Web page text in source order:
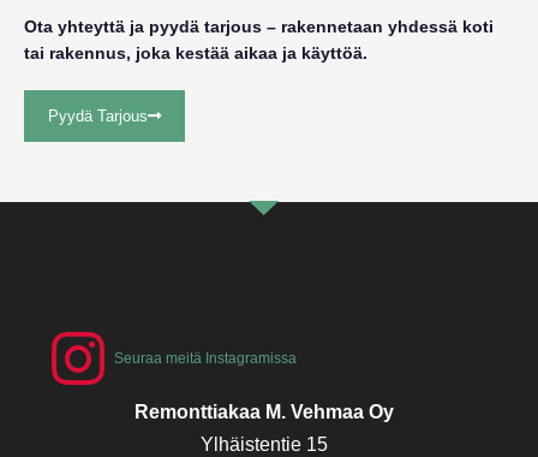
Ota yhteyttä ja pyydä tarjous – rakennetaan yhdessä koti
tai rakennus, joka kestää aikaa ja käyttöä.
Pyydä Tarjous
Seuraa meitä Instagramissa
Remonttiakaa M. Vehmaa Oy
Ylhäistentie 15